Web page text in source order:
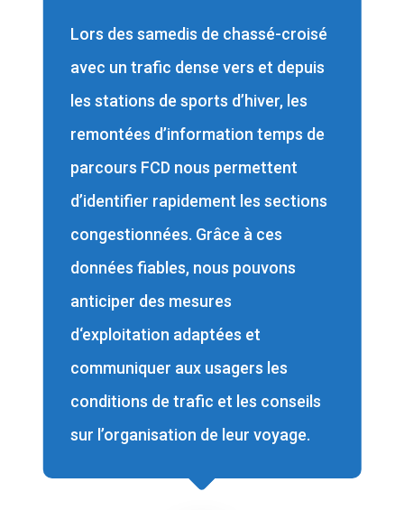
Lors des samedis de chassé-croisé
avec un trafic dense vers et depuis
les stations de sports d’hiver, les
remontées d’information temps de
parcours FCD nous permettent
d’identifier rapidement les sections
congestionnées. Grâce à ces
données fiables, nous pouvons
anticiper des mesures
d‘exploitation adaptées et
communiquer aux usagers les
conditions de trafic et les conseils
sur l’organisation de leur voyage.